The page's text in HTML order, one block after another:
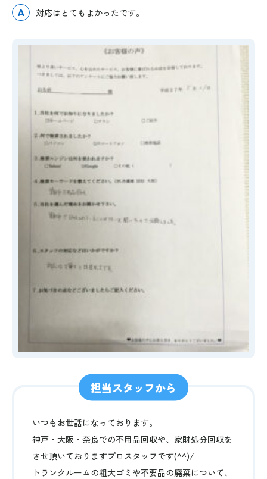
A 対応はとてもよかったです。
担当スタッフから
いつもお世話になっております。
神戸・大阪・奈良での不用品回収や、家財処分回収を
させ頂いておりますプロスタッフです(^^)/
トランクルームの粗大ゴミや不要品の廃棄について、